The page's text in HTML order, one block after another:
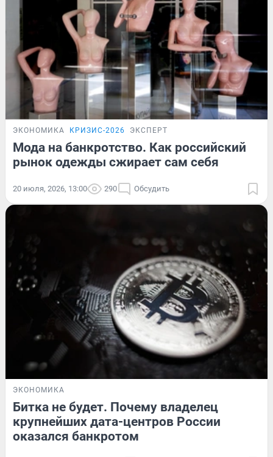
ЭКОНОМИКА КРИЗИС-2026 ЭКСПЕРТ
Мода на банкротство. Как российский
рынок одежды сжирает сам себя
20 июля, 2026, 13:00 290 Обсудить
ЭКОНОМИКА
Битка не будет. Почему владелец
крупнейших дата-центров России
оказался банкротом